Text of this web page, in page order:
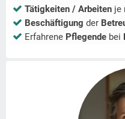
Tätigkeiten / Arbeiten je
Beschäftigung der
Erfahrene Pflegende bei